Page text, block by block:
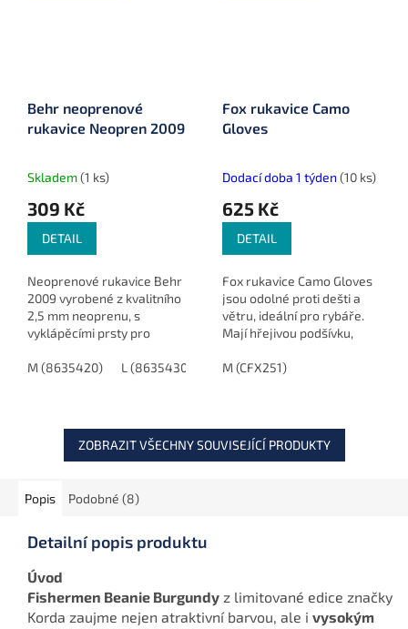
Behr neoprenové
rukavice Neopren 2009
Skladem(1 ks)
309 Kč
DETAIL
Neoprenové rukavice Behr
2009 vyrobené z kvalitního
2,5 mm neoprenu, s
vyklápěcími prsty pro
nástrahami a háčky.
M (8635420) L (8635430) XL (8635440)
Fox rukavice Camo
Gloves
Dodací doba 1 týden (10 ks)
625 Kč
DETAIL
Fox rukavice Camo Gloves
jsou odolné proti dešti a
větru, ideální pro rybáře.
Mají hřejivou podšívku,
jsou kompatibilní s
M (CFX251)
ZOBRAZIT VŠECHNY SOUVISEJÍCÍ PRODUKTY
Popis Podobné (8)
Detailní popis produktu
Úvod
Fishermen Beanie Burgundy z limitované edice značky
Korda zaujme nejen atraktivní barvou, ale i vysokým